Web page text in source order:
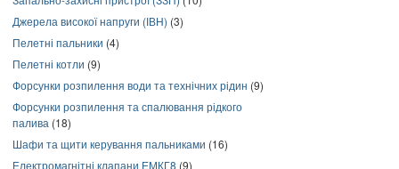
Джерела високої напруги (ІВН) (3)
Пелетні пальники (4)
Пелетні котли (9)
Форсунки розпилення води та технічних рідин (9)
Форсунки розпилення та спалювання рідкого
палива (18)
Шафи та щити керування пальниками (16)
Електромагнітні клапани ЕМКГ8 (9)